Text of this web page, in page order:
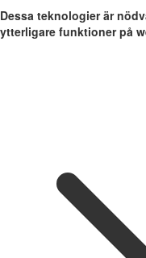
Dessa teknologier är
ytterligare funktioner på